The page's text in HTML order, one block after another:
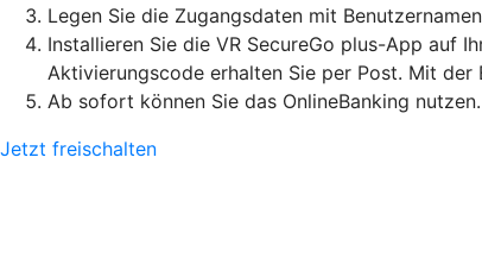
Legen Sie die Zugangsdaten mit
Installieren Sie die VR SecureGo plus-App auf
Aktivierungscode erhalten Sie per Post. Mit
Ab sofort können Sie das OnlineBanking nutzen.
Jetzt freischalten